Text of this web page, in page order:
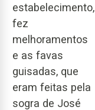
estabelecimento,
fez
melhoramentos
e as favas
guisadas, que
eram feitas pela
sogra de José